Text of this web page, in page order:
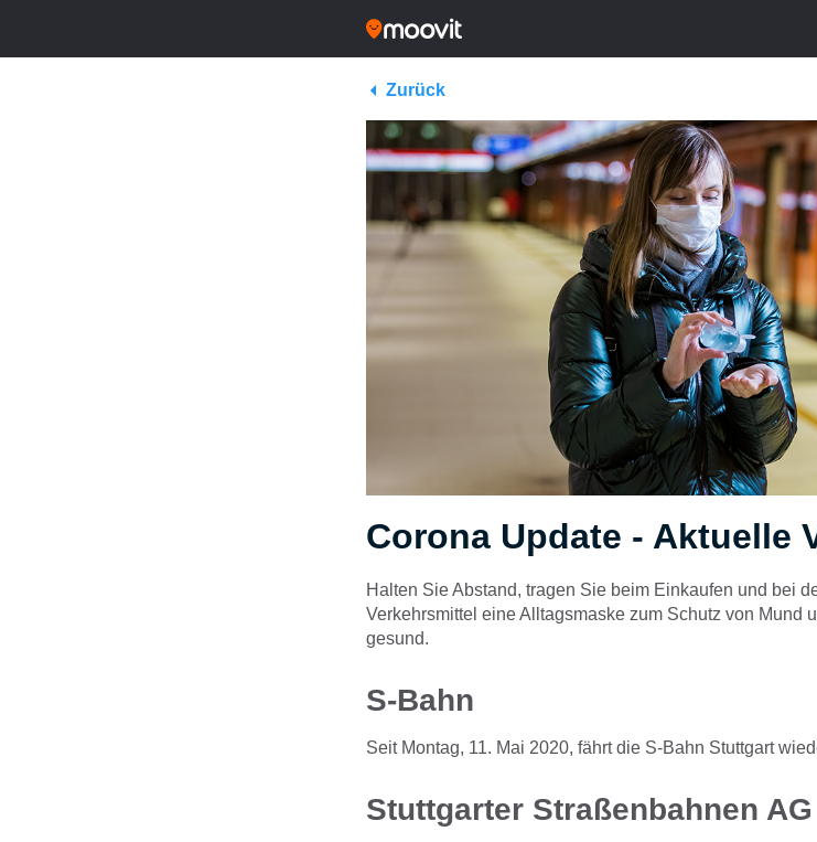
Zurück
Corona Update - Aktuelle
Halten Sie Abstand, tragen Sie beim Einkaufen und bei
Verkehrsmittel eine Alltagsmaske zum Schutz von Mund
gesund.
S-Bahn
Seit Montag, 11. Mai 2020, fährt die S-Bahn Stuttgart
Stuttgarter Straßenbahnen AG